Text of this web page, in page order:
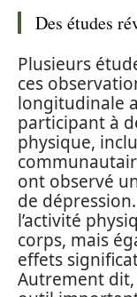
Des études
Plusieurs
ces
longitudinale
participant à
physique,
ont observé
de
l’activité
corps, mais
effets
Autrement